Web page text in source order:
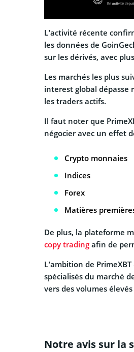
L’activité récente
les données de
sur les dérivés, avec
Les marchés les plus
interest global dépasse
les traders actifs.
Il faut noter que
négocier avec un effet
Crypto monnaies
Indices
Forex
Matières
De plus, la plateforme
copy trading afin de
L’ambition de
spécialisés du marché
vers des volumes
Notre avis sur la